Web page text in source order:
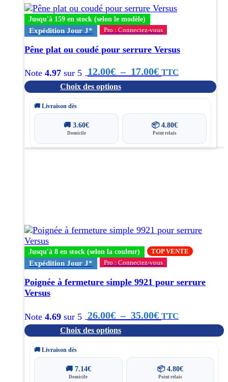
Jusqu'à 159 en stock (selon le modèle)
Expédition Jour J* Pro : Connectez-vous
Pêne plat ou coudé pour serrure Versus
Note 4.97 sur 5 12.00€ – 17.00€Plage
12.00€
à
TTC
Choix des options
peuvent
être
choisies
sur
la
du
produit
🚚 Livraison dès
🚚3.60€
Domicile
📦 4.80€
Point relais
Jusqu'à 8 en stock (selon la couleur) TOP VENTE
Expédition Jour J* Pro : Connectez-vous
Poignée à fermeture simple 9921 pour serrure
Versus
Note 4.69 sur 5 26.00€ – 35.00€Plage
26.00€
TTC
Choix des options
peuvent
être
choisies
sur
la
page
du
🚚 Livraison dès
🚚 7.14€
Domicile
📦 4.80€
Point relais